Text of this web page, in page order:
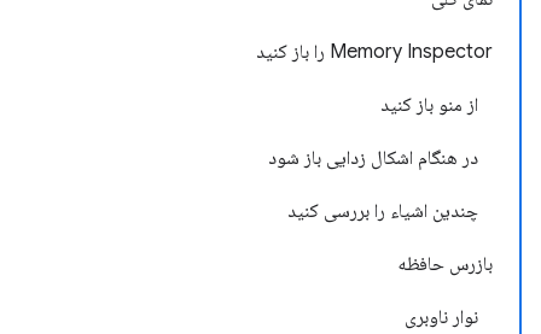
Memory Inspector را باز کنید
از منو باز کنید
در هنگام اشکال زدایی باز شود
چندین اشیاء را بررسی کنید
بازرس حافظه
نوار ناوبری